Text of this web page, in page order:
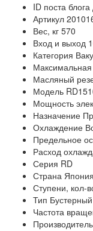
ID поста
Артикул
Вес, кг 570
Вход и выход
Категория
Максимальная
Масляный
Модель
Мощность
Назначение
Охлаждение
Предельное
Расход
Серия RD
Страна Япония
Ступени, кол-
Тип
Частота
Производитель